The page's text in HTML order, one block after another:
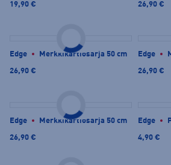
19,90 € 26,90 €
Edge Merkkikartiosarja 50 cm
26,90 €
Edge
26,90 €
Edge Merkkikartiosarja 50 cm
26,90 €
Edge
4,90 €